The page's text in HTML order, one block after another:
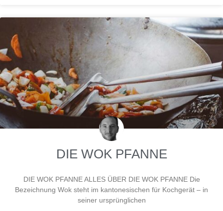
DIE WOK PFANNE
DIE WOK PFANNE ALLES ÜBER DIE WOK PFANNE Die
Bezeichnung Wok steht im kantonesischen für Kochgerät – in
seiner ursprünglichen